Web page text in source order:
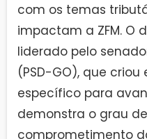
com os temas
impactam a ZFM. O
liderado pelo
(PSD-GO), que
específico para
demonstra o grau
comprometimento